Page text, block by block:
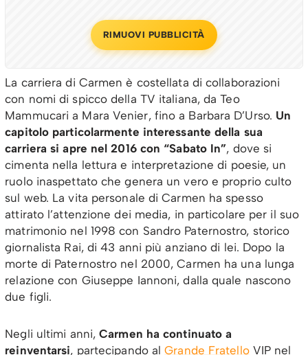
RIMUOVI PUBBLICITÀ
La carriera di Carmen è costellata di collaborazioni
con nomi di spicco della TV italiana, da Teo
Mammucari a Mara Venier, fino a Barbara D’Urso. Un
capitolo particolarmente interessante della sua
carriera si apre nel 2016 con “Sabato In”, dove si
cimenta nella lettura e interpretazione di poesie, un
ruolo inaspettato che genera un vero e proprio culto
sul web. La vita personale di Carmen ha spesso
attirato l’attenzione dei media, in particolare per il suo
matrimonio nel 1998 con Sandro Paternostro, storico
giornalista Rai, di 43 anni più anziano di lei. Dopo la
morte di Paternostro nel 2000, Carmen ha una lunga
relazione con Giuseppe Iannoni, dalla quale nascono
due figli.
Negli ultimi anni,Carmen ha continuato a
reinventarsi, partecipando alGrande FratelloVIP nel